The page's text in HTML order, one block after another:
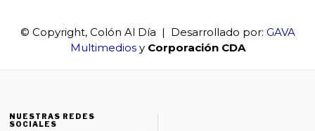
© Copyright, Colón Al Día | Desarrollado por: GAVA
Multimediosy Corporación CDA
NUESTRAS REDES
SOCIALES